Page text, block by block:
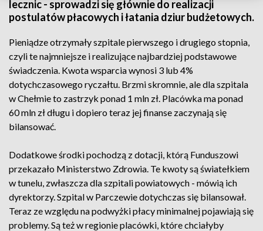
lecznic - sprowadzi się głównie do realizacji
postulatów płacowych i łatania dziur budżetowych.
Pieniądze otrzymały szpitale pierwszego i drugiego stopnia,
czyli te najmniejsze i realizujące najbardziej podstawowe
świadczenia. Kwota wsparcia wynosi 3 lub 4%
dotychczasowego ryczałtu. Brzmi skromnie, ale dla szpitala
w Chełmie to zastrzyk ponad 1 mln zł. Placówka ma ponad
60 mln zł długu i dopiero teraz jej finanse zaczynają się
bilansować.
Dodatkowe środki pochodzą z dotacji, którą Funduszowi
przekazało Ministerstwo Zdrowia. Te kwoty są światełkiem
w tunelu, zwłaszcza dla szpitali powiatowych - mówią ich
dyrektorzy. Szpital w Parczewie dotychczas się bilansował.
Teraz ze względu na podwyżki płacy minimalnej pojawiają się
problemy. Są też w regionie placówki, które chciałyby